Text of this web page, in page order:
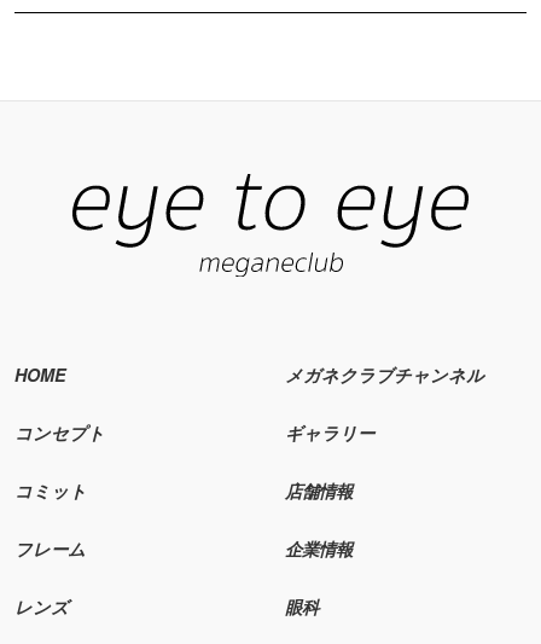
HOME
コンセプト
コミット
フレーム
レンズ
メガネクラブチャンネル
ギャラリー
店舗情報
企業情報
眼科